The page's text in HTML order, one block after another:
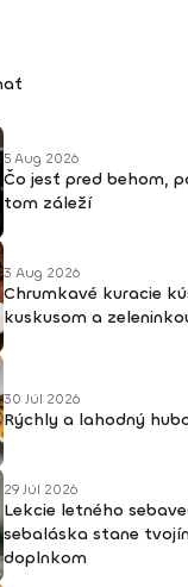
terapie
5 Aug 2026
Čo jesť pred behom,
tom záleží
3 Aug 2026
Chrumkavé kuracie
kuskusom a
30 Júl 2026
Rýchly a lahodný
29 Júl 2026
Lekcie letného
sebaláska stane
doplnkom